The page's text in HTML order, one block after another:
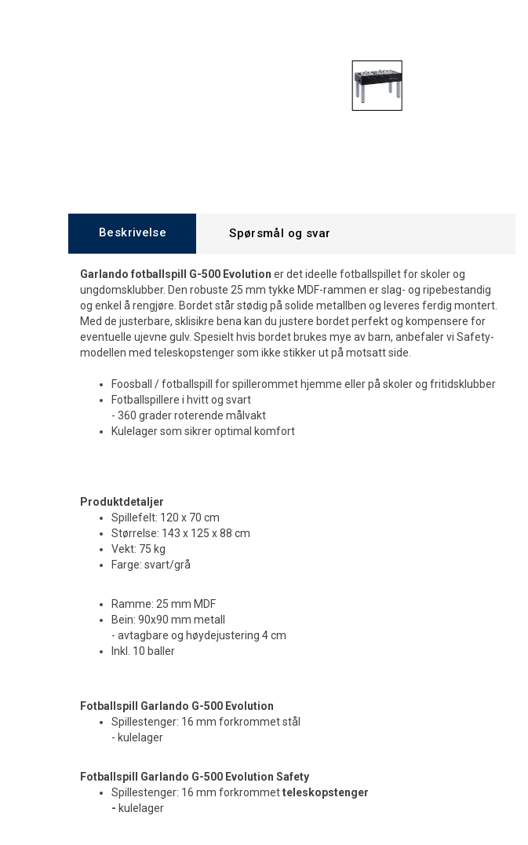
Beskrivelse Spørsmål og svar
Garlando fotballspill G-500 Evolution er det ideelle fotballspillet for skoler og
ungdomsklubber. Den robuste 25 mm tykke MDF-rammen er slag- og ripebestandig
og enkel å rengjøre. Bordet står stødig på solide metallben og leveres ferdig montert.
Med de justerbare, sklisikre bena kan du justere bordet perfekt og kompensere for
eventuelle ujevne gulv. Spesielt hvis bordet brukes mye av barn, anbefaler vi Safety-
modellen med teleskopstenger som ikke stikker ut på motsatt side.
Foosball / fotballspill for spillerommet hjemme eller på skoler og fritidsklubber
Fotballspillere i hvitt og svart
- 360 grader roterende målvakt
Kulelager som sikrer optimal komfort
Produktdetaljer
Spillefelt: 120 x 70 cm
Størrelse: 143 x 125 x 88 cm
Vekt: 75 kg
Farge: svart/grå
Ramme: 25 mm MDF
Bein: 90x90 mm metall
- avtagbare og høydejustering 4 cm
Inkl. 10 baller
Fotballspill Garlando G-500 Evolution
Spillestenger: 16 mm forkrommet stål
- kulelager
Fotballspill Garlando G-500 Evolution Safety
Spillestenger: 16 mm forkrommetteleskopstenger
- kulelager